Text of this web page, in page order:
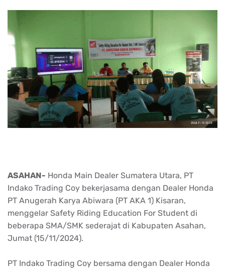
ASAHAN- Honda Main Dealer Sumatera Utara, PT
Indako Trading Coy bekerjasama dengan Dealer Honda
PT Anugerah Karya Abiwara (PT AKA 1) Kisaran,
menggelar Safety Riding Education For Student di
beberapa SMA/SMK sederajat di Kabupaten Asahan,
Jumat (15/11/2024).
PT Indako Trading Coy bersama dengan Dealer Honda